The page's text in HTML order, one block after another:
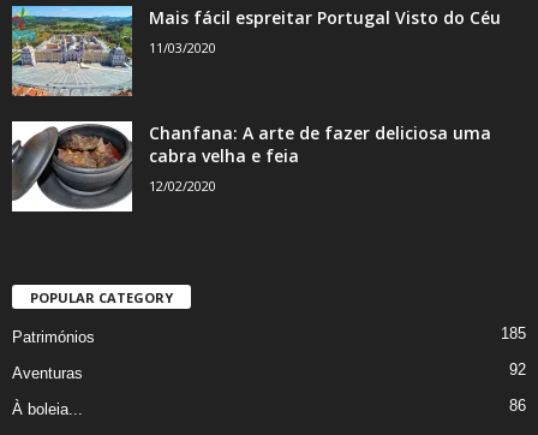
Mais fácil espreitar Portugal Visto do Céu
11/03/2020
Chanfana: A arte de fazer deliciosa uma
cabra velha e feia
12/02/2020
POPULAR CATEGORY
Patrimónios 185
Aventuras 92
À boleia...
86